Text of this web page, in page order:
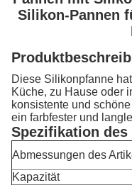
Silikon-Pannen
Diese Silikonpfanne
Küche, zu Hause oder
konsistente und
ein farbfester und
Spezifikation des
Abmessungen des
Kapazität